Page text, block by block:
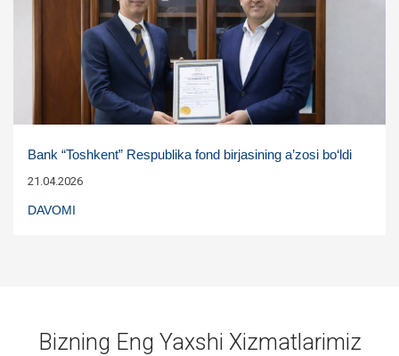
Bank “Toshkent” Respublika fond birjasining a’zosi bo‘ldi
21.04.2026
DAVOMI
Bizning Eng Yaxshi Xizmatlarimiz